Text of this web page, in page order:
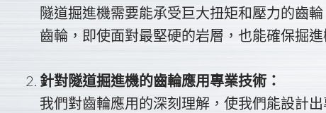
隧道掘進機需要能承受巨大扭矩和壓力的齒
齒輪，即使面對最堅硬的岩層，也能確保掘
針對隧道掘進機的齒輪應用專業技術：
我們對齒輪應用的深刻理解，使我們能設計